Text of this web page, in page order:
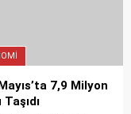
7,9 Milyon